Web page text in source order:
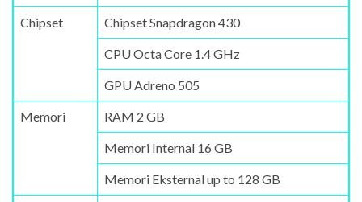
Chipset Chipset Snapdragon 430
CPU Octa Core 1.4 GHz
GPU Adreno 505
Memori RAM 2 GB
Memori Internal 16 GB
Memori Eksternal up to 128 GB